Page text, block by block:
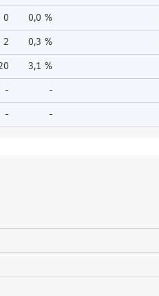
0 0,0 %
2 0,3 %
3,1 %
- -
- -